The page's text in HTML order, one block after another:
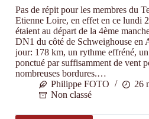
Pas de répit pour les membres du
Etienne Loire, en effet en ce lundi
étaient au départ de la 4ème
DN1 du côté de Schweighouse en
jour: 178 km, un rythme effréné,
ponctué par suffisamment de vent
nombreuses bordures.…
Philippe FOTO
26
Non classé